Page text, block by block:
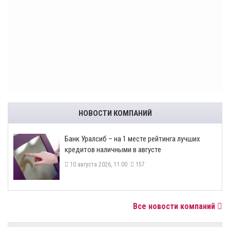
НОВОСТИ КОМПАНИЙ
Банк Уралсиб – на 1 месте рейтинга лучших
кредитов наличными в августе
10 августа 2026, 11:00 157
Все новости компаний